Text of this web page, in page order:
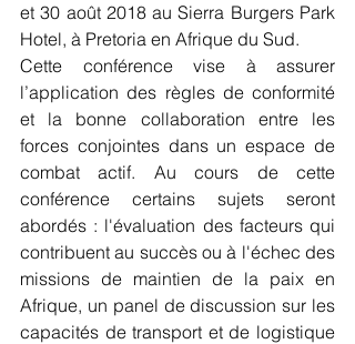
et 30 août 2018 au Sierra Burgers Park
Hotel, à Pretoria en Afrique du Sud.
Cette conférence vise à assurer
l’application des règles de conformité
et la bonne collaboration entre les
forces conjointes dans un espace de
combat actif. Au cours de cette
conférence certains sujets seront
abordés : l'évaluation des facteurs qui
contribuent au succès ou à l'échec des
missions de maintien de la paix en
Afrique, un panel de discussion sur les
capacités de transport et de logistique